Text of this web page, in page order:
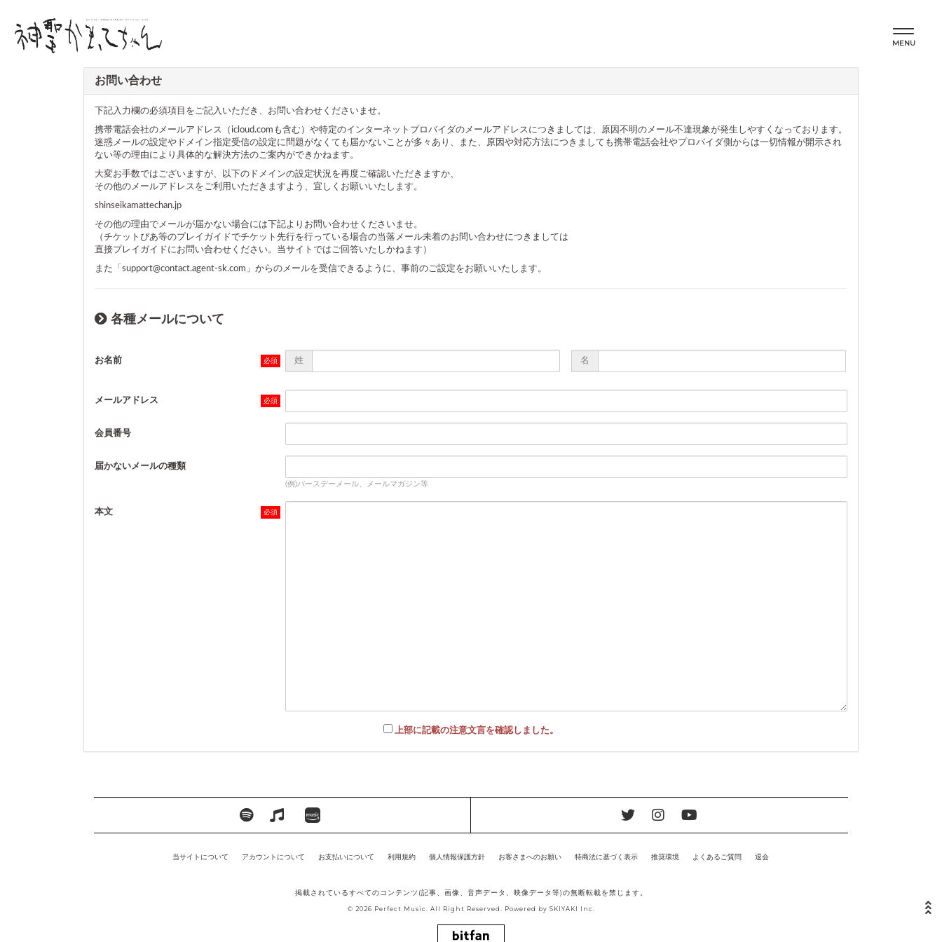
MENU
お問い合わせ
下記入力欄の必須項目をご記入いただき、お問い合わせくださいませ。
携帯電話会社のメールアドレス（icloud.comも含む）や特定のインターネットプロバイダのメールアドレスにつきましては、原因不明のメール不達現象が発生しやすくなっております。
迷惑メールの設定やドメイン指定受信の設定に問題がなくても届かないことが多々あり、また、原因や対応方法につきましても携帯電話会社やプロバイダ側からは一切情報が開示され
ない等の理由により具体的な解決方法のご案内ができかねます。
大変お手数ではございますが、以下のドメインの設定状況を再度ご確認いただきますか、
その他のメールアドレスをご利用いただきますよう、宜しくお願いいたします。
shinseikamattechan.jp
その他の理由でメールが届かない場合には下記よりお問い合わせくださいませ。
（チケットぴあ等のプレイガイドでチケット先行を行っている場合の当落メール未着のお問い合わせにつきましては
直接プレイガイドにお問い合わせください。当サイトではご回答いたしかねます）
また「support@contact.agent-sk.com」からのメールを受信できるように、事前のご設定をお願いいたします。
各種メールについて
お名前 姓 名
メールアドレス
会員番号
届かないメールの種類
(例)バースデーメール、メールマガジン等
本文
上部に記載の注意文言を確認しました。
当サイトについて アカウントについて お支払いについて 利用規約 個人情報保護方針 お客さまへのお願い 特商法に基づく表示 推奨環境 よくあるご質問 退会
掲載されているすべてのコンテンツ(記事、画像、音声データ、映像データ等)の無断転載を禁じます。
© 2026 Perfect Music. All Right Reserved. Powered by SKIYAKI Inc.